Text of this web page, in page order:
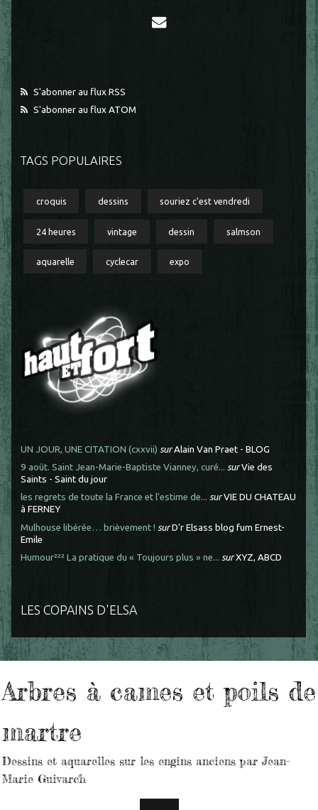
S'abonner au flux RSS
S'abonner au flux ATOM
TAGS POPULAIRES
croquis dessins souriez c'est vendredi
24 heures vintage dessin salmson
aquarelle cyclecar expo
UN JOUR, UNE CITATION (cxxvii) surAlain Van Praet - BLOG
9 août. Saint Jean-Marie-Baptiste Vianney, curé... surVie des
Saints - Saint du jour
les regrets de toute la France et l'estime de... surVIE DU CHATEAU
à FERNEY
Mulhouse libérée… brièvement ! surD'r Elsass blog fum Ernest-
Emile
Humour²²² La pratique du « Toujours plus » ne... surXYZ, ABCD
LES COPAINS D'ELSA
Arbres à cames et poils de
martre
Dessins et aquarelles sur les engins anciens par Jean-
Marie Guivarc'h